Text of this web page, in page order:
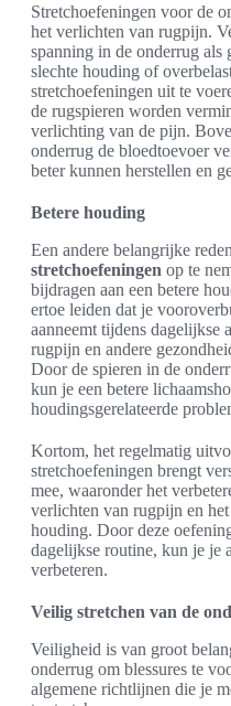
Stretchoefeningen voor de
het verlichten van rugpijn.
spanning in de onderrug als
slechte houding of
stretchoefeningen uit te
de rugspieren worden
verlichting van de pijn.
onderrug de bloedtoevoer
beter kunnen herstellen en
Betere houding
Een andere belangrijke
stretchoefeningen op te
bijdragen aan een betere
ertoe leiden dat je
aanneemt tijdens dagelijkse
rugpijn en andere
Door de spieren in de
kun je een betere
houdingsgerelateerde
Kortom, het regelmatig
stretchoefeningen brengt
mee, waaronder het
verlichten van rugpijn en
houding. Door deze
dagelijkse routine, kun je je
verbeteren.
Veilig stretchen van de
Veiligheid is van groot
onderrug om blessures te
algemene richtlijnen die je